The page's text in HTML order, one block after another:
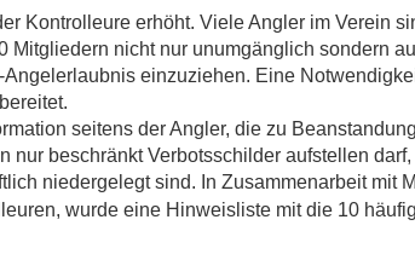
Kontrolleure erhöht. Viele Angler im Verein
Mitgliedern nicht nur unumgänglich sondern
einzuziehen. Eine
seitens der Angler, die zu
nur beschränkt Verbotsschilder aufstellen
niedergelegt sind. In Zusammenarbeit mit
wurde eine Hinweisliste mit die 10